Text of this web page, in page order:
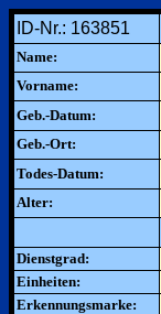
ID-Nr.: 163851
Name:
Vorname:
Geb.-Datum:
Geb.-Ort:
Todes-Datum:
Alter:
Dienstgrad:
Einheiten:
Erkennungsmarke: